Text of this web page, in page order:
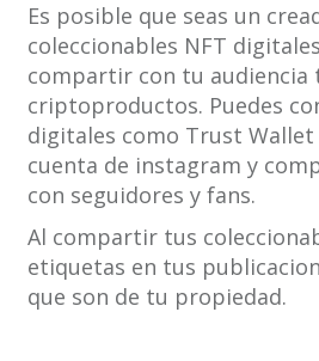
Es posible que seas un
coleccionables NFT
compartir con tu audiencia
criptoproductos. Puedes
digitales como Trust Wallet
cuenta de instagram y
con seguidores y fans.
Al compartir tus
etiquetas en tus
que son de tu propiedad.